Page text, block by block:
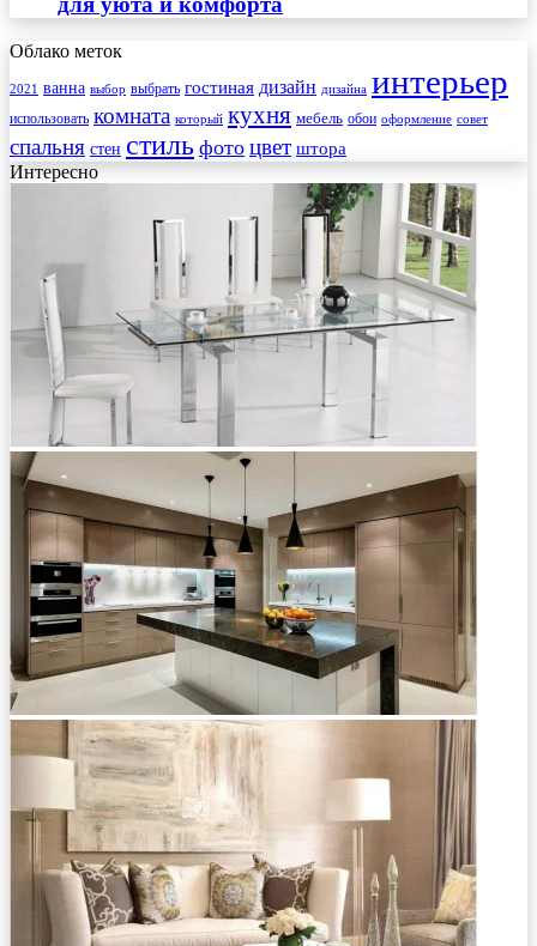
Облако меток
2021 ванна выбор выбрать гостиная дизайн дизайна интерьер
использовать комната который кухня мебель обои оформление совет
спальня стен стиль фото цвет штора
Интересно